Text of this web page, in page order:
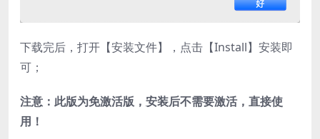
下载完后，打开【安装文件】，点击【Install】安装即
可；
注意：此版为免激活版，安装后不需要激活，直接使
用！